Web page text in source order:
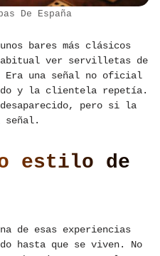
De España
bares más clásicos
ver servilletas de
una señal no oficial
y la clientela repetía.
desaparecido, pero si la
señal.
estilo de
de esas experiencias
hasta que se viven. No